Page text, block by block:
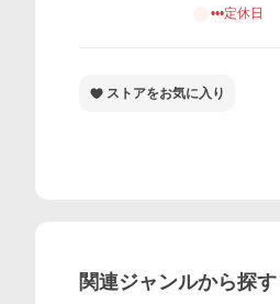
•••定休日
ストアをお気に入り
関連ジャンルから探す